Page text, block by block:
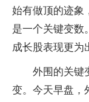
始有做顶的迹象
是一个关键变数
成长股表现更为
外围的关键
变。今天早盘，